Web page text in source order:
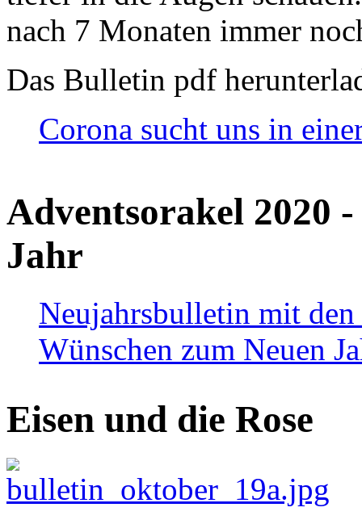
nach 7 Monaten immer
Das Bulletin pdf
Corona sucht uns in
Adventsorakel 2020
Jahr
Neujahrsbulletin mit den
Wünschen zum Neuen
Eisen und die Rose